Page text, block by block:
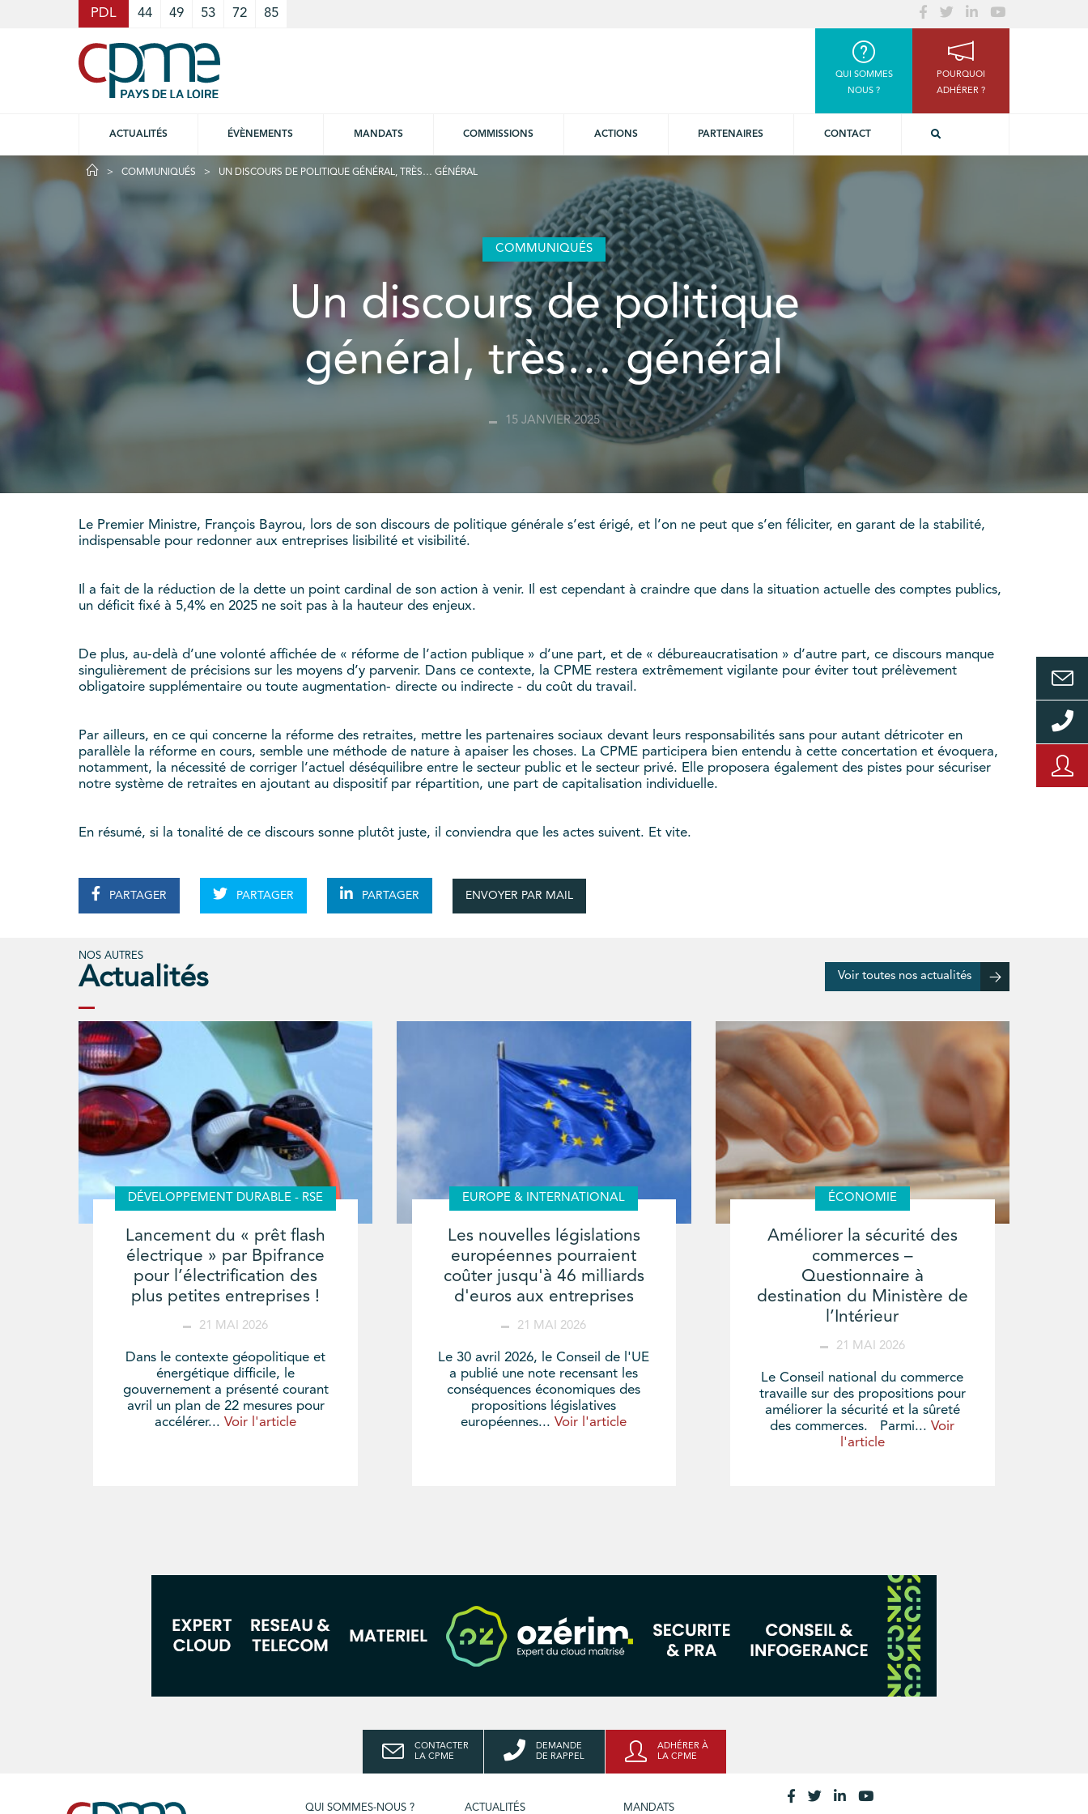
PDL 44 49 53 72 85
QUI SOMMES
NOUS ?
POURQUOI
ADHÉRER ?
ACTUALITÉS ÉVÈNEMENTS MANDATS COMMISSIONS ACTIONS PARTENAIRES CONTACT
COMMUNIQUÉS UN DISCOURS DE POLITIQUE GÉNÉRAL, TRÈS… GÉNÉRAL
COMMUNIQUÉS
Un discours de politique
général, très… général
15 JANVIER 2025
Le Premier Ministre, François Bayrou, lors de son discours de politique générale s’est érigé, et l’on ne peut que s’en féliciter, en garant de la stabilité,
indispensable pour redonner aux entreprises lisibilité et visibilité.
Il a fait de la réduction de la dette un point cardinal de son action à venir. Il est cependant à craindre que dans la situation actuelle des comptes publics,
un déficit fixé à 5,4% en 2025 ne soit pas à la hauteur des enjeux.
De plus, au-delà d’une volonté affichée de « réforme de l’action publique » d’une part, et de « débureaucratisation » d’autre part, ce discours manque
singulièrement de précisions sur les moyens d’y parvenir. Dans ce contexte, la CPME restera extrêmement vigilante pour éviter tout prélèvement
obligatoire supplémentaire ou toute augmentation- directe ou indirecte - du coût du travail.
Par ailleurs, en ce qui concerne la réforme des retraites, mettre les partenaires sociaux devant leurs responsabilités sans pour autant détricoter en
parallèle la réforme en cours, semble une méthode de nature à apaiser les choses. La CPME participera bien entendu à cette concertation et évoquera,
notamment, la nécessité de corriger l’actuel déséquilibre entre le secteur public et le secteur privé. Elle proposera également des pistes pour sécuriser
notre système de retraites en ajoutant au dispositif par répartition, une part de capitalisation individuelle.
En résumé, si la tonalité de ce discours sonne plutôt juste, il conviendra que les actes suivent. Et vite.
PARTAGER PARTAGER PARTAGER ENVOYER PAR MAIL
NOS AUTRES
Actualités Voir toutes nos actualités
DÉVELOPPEMENT DURABLE - RSE
Lancement du « prêt flash
électrique » par Bpifrance
pour l’électrification des
plus petites entreprises !
21 MAI 2026
Dans le contexte géopolitique et
énergétique difficile, le
gouvernement a présenté courant
avril un plan de 22 mesures pour
accélérer...Voir l'article
EUROPE & INTERNATIONAL
Les nouvelles législations
européennes pourraient
coûter jusqu'à 46 milliards
d'euros aux entreprises
21 MAI 2026
Le 30 avril 2026, le Conseil de l'UE
a publié une note recensant les
conséquences économiques des
propositions législatives
européennes...Voir l'article
ÉCONOMIE
Améliorer la sécurité des
commerces –
Questionnaire à
destination du Ministère de
l’Intérieur
21 MAI 2026
Le Conseil national du commerce
travaille sur des propositions pour
améliorer la sécurité et la sûreté
des commerces. Parmi...Voir
l'article
CONTACTER
LA CPME
DEMANDE
DE RAPPEL
ADHÉRER À
LA CPME
QUI SOMMES-NOUS ? ACTUALITÉS MANDATS
Cookies management panel